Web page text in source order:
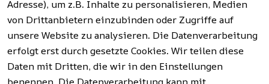
Adresse), um z.B. Inhalte zu personalisieren, Medien
von Drittanbietern einzubinden oder Zugriffe auf
unsere Website zu analysieren. Die Datenverarbeitung
erfolgt erst durch gesetzte Cookies. Wir teilen diese
Daten mit Dritten, die wir in den Einstellungen
und mehr.
Vertrag
widerrufen
Batterieentso
rgung
Fragen
(FAQ)